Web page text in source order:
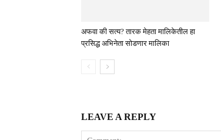
अफवा की सत्य? तारक मेहता मालिकेतील हा
प्रसिद्ध अभिनेता सोडणार मालिका
LEAVE A REPLY